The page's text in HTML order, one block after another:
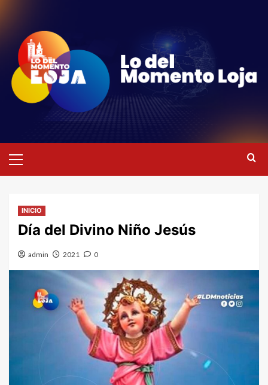
contenido
primario
INICIO
Día del Divino Niño Jesús
admin 2021 0